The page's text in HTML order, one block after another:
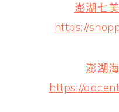
澎湖七
https://
澎湖
https://